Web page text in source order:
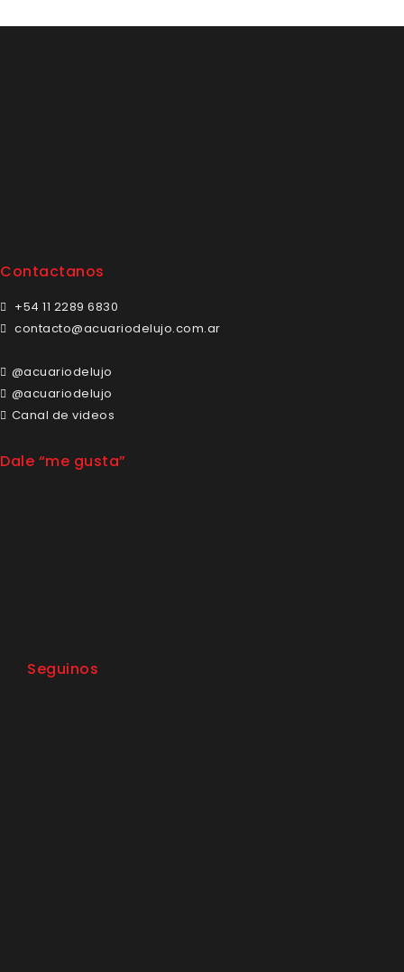
Contactanos
+54 11 2289 6830
contacto@acuariodelujo.com.ar
@acuariodelujo
@acuariodelujo
Canal de videos
Dale “me gusta”
Seguinos